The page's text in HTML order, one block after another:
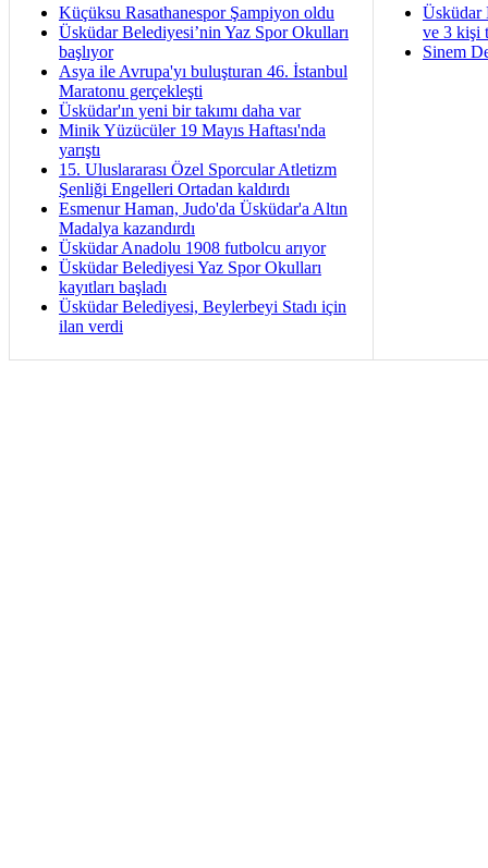
Küçüksu Rasathanespor Şampiyon oldu
Üsküdar Belediyesi’nin Yaz Spor Okulları
başlıyor
Asya ile Avrupa'yı buluşturan 46. İstanbul
Maratonu gerçekleşti
Üsküdar'ın yeni bir takımı daha var
Minik Yüzücüler 19 Mayıs Haftası'nda
yarıştı
15. Uluslararası Özel Sporcular Atletizm
Şenliği Engelleri Ortadan kaldırdı
Esmenur Haman, Judo'da Üsküdar'a Altın
Madalya kazandırdı
Üsküdar Anadolu 1908 futbolcu arıyor
Üsküdar Belediyesi Yaz Spor Okulları
kayıtları başladı
Üsküdar Belediyesi, Beylerbeyi Stadı için
ilan verdi
Üsküdar
ve 3 kişi
Sinem